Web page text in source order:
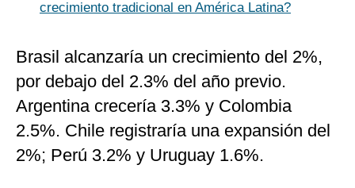
crecimiento tradicional en América Latina?
Brasil alcanzaría un crecimiento del 2%,
por debajo del 2.3% del año previo.
Argentina crecería 3.3% y Colombia
2.5%. Chile registraría una expansión del
2%; Perú 3.2% y Uruguay 1.6%.